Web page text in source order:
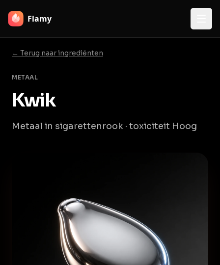
Flamy
← Terug naar ingrediënten
METAAL
Kwik
Metaal in sigarettenrook · toxiciteit Hoog